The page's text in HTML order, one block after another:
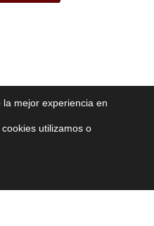
mejor experiencia en
utilizamos o